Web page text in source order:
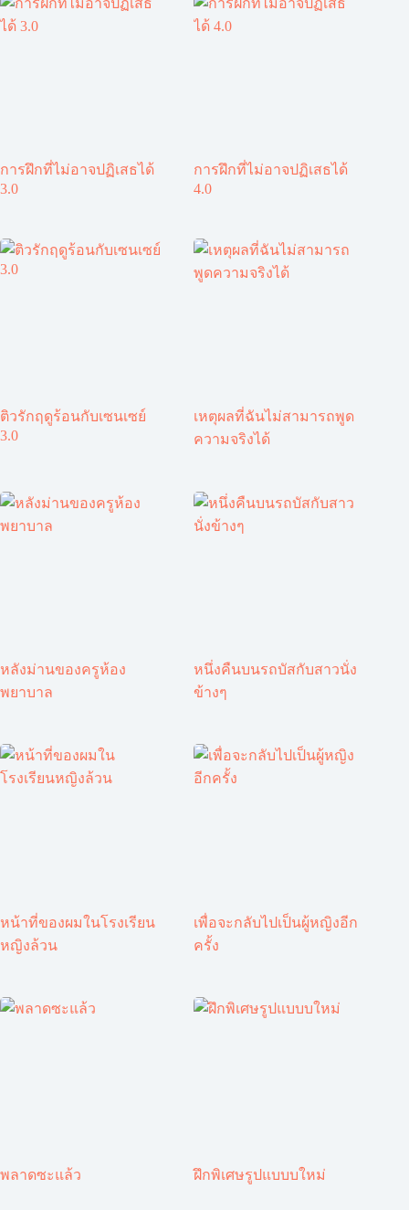
การฝึกที่ไม่อาจปฏิเสธได้
3.0
การฝึกที่ไม่อาจปฏิเสธได้
4.0
ติวรักฤดูร้อนกับเซนเซย์
3.0
เหตุผลที่ฉันไม่สามารถพูด
ความจริงได้
หลังม่านของครูห้อง
พยาบาล
หนึ่งคืนบนรถบัสกับสาวนั่ง
ข้างๆ
หน้าที่ของผมในโรงเรียน
หญิงล้วน
เพื่อจะกลับไปเป็นผู้หญิงอีก
ครั้ง
พลาดซะแล้ว ฝึกพิเศษรูปแบบบใหม่